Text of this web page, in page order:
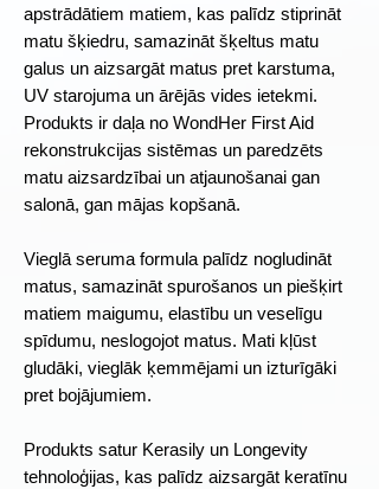
apstrādātiem matiem, kas palīdz stiprināt
matu šķiedru, samazināt šķeltus matu
galus un aizsargāt matus pret karstuma,
UV starojuma un ārējās vides ietekmi.
Produkts ir daļa no WondHer First Aid
rekonstrukcijas sistēmas un paredzēts
matu aizsardzībai un atjaunošanai gan
salonā, gan mājas kopšanā.
Vieglā seruma formula palīdz nogludināt
matus, samazināt spurošanos un piešķirt
matiem maigumu, elastību un veselīgu
spīdumu, neslogojot matus. Mati kļūst
gludāki, vieglāk ķemmējami un izturīgāki
pret bojājumiem.
Produkts satur Kerasily un Longevity
tehnoloģijas, kas palīdz aizsargāt keratīnu